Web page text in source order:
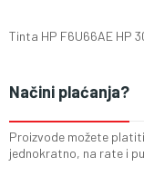
Tinta HP F6U66AE HP
Načini plaćanja?
Proizvode možete
jednokratno, na rate i